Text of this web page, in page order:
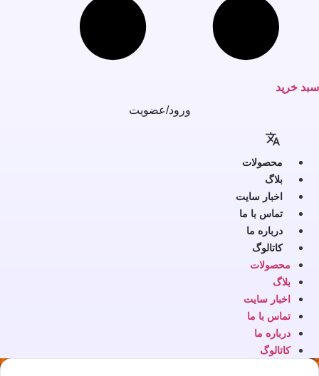
خرید
ورود/عضویت
محصولات
بلاگ
اخبار سایت
تماس با ما
درباره ما
کاتالوگ
محصولات
بلاگ
اخبار سایت
تماس با ما
درباره ما
کاتالوگ